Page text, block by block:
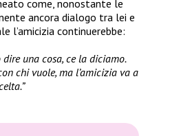
come, nonostante le
ancora dialogo tra lei e
l’amicizia continuerebbe:
una cosa, ce la diciamo.
chi vuole, ma l’amicizia va a